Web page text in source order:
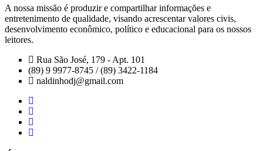
A nossa missão é produzir e compartilhar informações e
entretenimento de qualidade, visando acrescentar valores civis,
desenvolvimento econômico, político e educacional para os nossos
leitores.
Rua São José, 179 - Apt. 101
(89) 9 9977-8745 / (89) 3422-1184
naldinhodj@gmail.com